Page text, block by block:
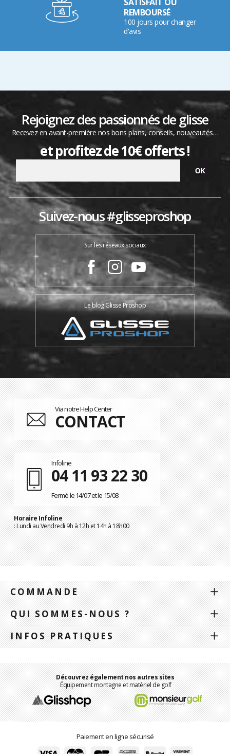
REMBOURSÉ
100 jours pour changer
d'avis
Rejoignez des passionnés de glisse
Recevez en avant-première nos bons plans, conseils, nouveautés…
et profitez de 10€ offerts !
Suivez-nous #glisseproshop
Sur les réseaux sociaux
Le blog Glisse Proshop
Via notre Help Center
CONTACT
Infoline
04 11 93 22 30
Fermé le 14/07 et le 15/08
Horaire Infoline
: Lundi au Vendredi 9h à 12h et 14h à 18h00
COMMANDE
QUI SOMMES-NOUS ?
INFOS PRATIQUES
Découvrez également nos autres sites
Équipement montagne et matériel de golf
Paiement en ligne sécurisé